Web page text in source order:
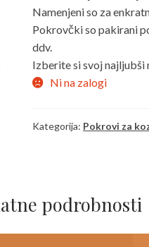
Namenjeni so za
Pokrovčki so pakirani
ddv.
Izberite si svoj najljubši
Ni na zalogi
Kategorija: Pokrovi za
podrobnosti